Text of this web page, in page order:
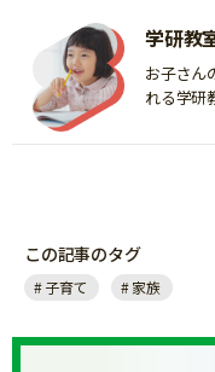
学研教
お子さん
れる学研
この記事のタグ
子育て 家族